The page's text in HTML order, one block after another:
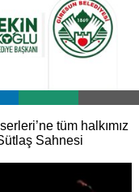
tüm halkımız
Sahnesi